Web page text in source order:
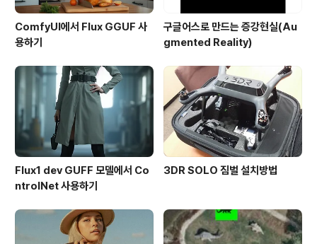
ComfyUI에서 Flux GGUF 사
용하기
구글어스로 만드는 증강현실(Au
gmented Reality)
Flux1 dev GUFF 모델에서 Co
ntrolNet 사용하기
3DR SOLO 짐벌 설치방법